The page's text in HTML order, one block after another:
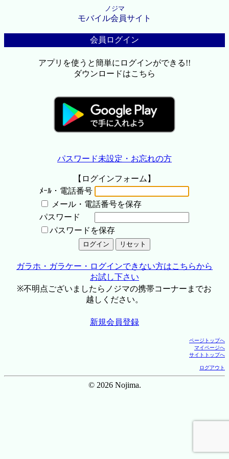
ノジマ
モバイル会員サイト
会員ログイン
アプリを使うと簡単にログインができる!!
ダウンロードはこちら
パスワード未設定・お忘れの方
【ログインフォーム】
ﾒｰﾙ・電話番号
メール・電話番号を保存
パスワード
パスワードを保存
ガラホ・ガラケー・ログインできない方はこちらから
お試し下さい
※不明点ございましたらノジマの携帯コーナーまでお
越しください。
新規会員登録
ページトップへ
マイページへ
サイトトップへ
ログアウト
© 2026 Nojima.